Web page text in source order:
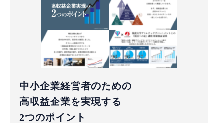
中小企業経営者のための
高収益企業を実現する
2つのポイント